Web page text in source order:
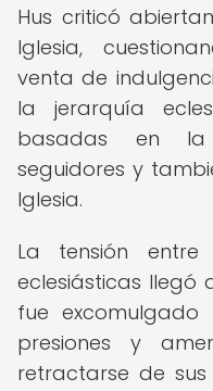
Hus criticó
Iglesia,
venta de
la jerarquía
basadas en la
seguidores y
Iglesia.
La tensión
eclesiásticas llegó
fue
presiones y
retractarse de sus